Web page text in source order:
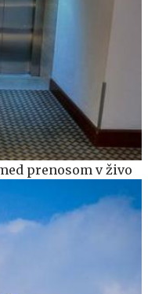
prenosom v živo